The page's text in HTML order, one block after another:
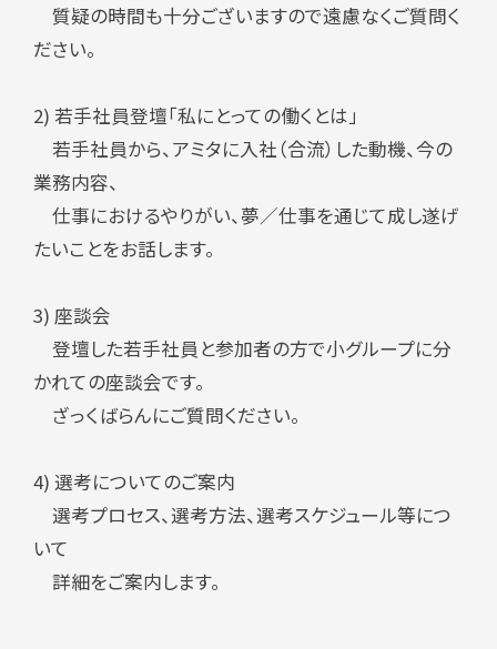
質疑の時間も十分ございますので遠慮なくご質問く
ださい。
2) 若手社員登壇「私にとっての働くとは」
若手社員から、アミタに入社（合流）した動機、今の
業務内容、
仕事におけるやりがい、夢／仕事を通じて成し遂げ
たいことをお話します。
3) 座談会
登壇した若手社員と参加者の方で小グループに分
かれての座談会です。
ざっくばらんにご質問ください。
4) 選考についてのご案内
選考プロセス、選考方法、選考スケジュール等につ
いて
詳細をご案内します。